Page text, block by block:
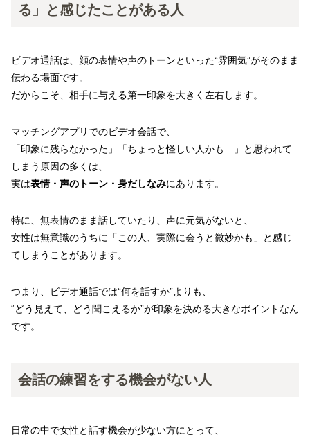
る」と感じたことがある人
ビデオ通話は、顔の表情や声のトーンといった“雰囲気”がそのまま
伝わる場面です。
だからこそ、相手に与える第一印象を大きく左右します。
マッチングアプリでのビデオ会話で、
「印象に残らなかった」「ちょっと怪しい人かも…」と思われて
しまう原因の多くは、
実は表情・声のトーン・身だしなみにあります。
特に、無表情のまま話していたり、声に元気がないと、
女性は無意識のうちに「この人、実際に会うと微妙かも」と感じ
てしまうことがあります。
つまり、ビデオ通話では“何を話すか”よりも、
“どう見えて、どう聞こえるか”が印象を決める大きなポイントなん
です。
会話の練習をする機会がない人
日常の中で女性と話す機会が少ない方にとって、